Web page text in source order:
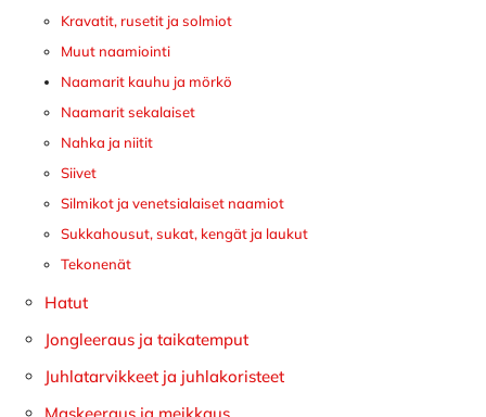
Kravatit, rusetit ja solmiot
Muut naamiointi
Naamarit kauhu ja mörkö
Naamarit sekalaiset
Nahka ja niitit
Siivet
Silmikot ja venetsialaiset naamiot
Sukkahousut, sukat, kengät ja laukut
Tekonenät
Hatut
Jongleeraus ja taikatemput
Juhlatarvikkeet ja juhlakoristeet
Maskeeraus ja meikkaus